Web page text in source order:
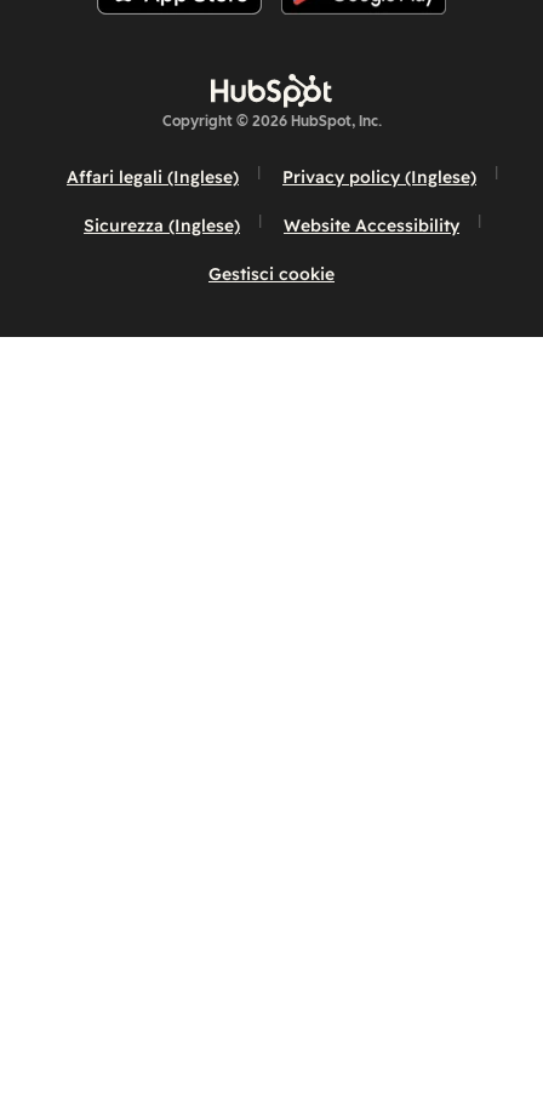
Copyright © 2026 HubSpot, Inc.
Affari legali (Inglese) Privacy policy (Inglese)
Sicurezza (Inglese) Website Accessibility
Gestisci cookie